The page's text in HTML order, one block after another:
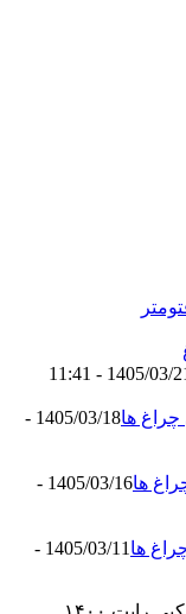
1405/03/21 -
ها
1405/03/18 -
ها
1405/03/16 -
ها
1405/03/11 -